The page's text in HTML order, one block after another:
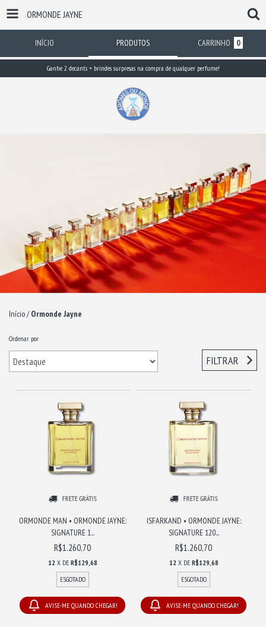
ORMONDE JAYNE
INÍCIO PRODUTOS CARRINHO 0
Ganhe 2 decants + brindes surpresas na compra de qualquer perfume!
Início/ Ormonde Jayne
Ordenar por
FILTRAR
FRETE GRÁTIS
ORMONDE MAN • ORMONDE JAYNE:
SIGNATURE 1...
R$1.260,70
12 X DE R$129,68
ESGOTADO
AVISE-ME QUANDO CHEGAR!
FRETE GRÁTIS
ISFARKAND • ORMONDE JAYNE:
SIGNATURE 120...
R$1.260,70
12 X DE R$129,68
ESGOTADO
AVISE-ME QUANDO CHEGAR!